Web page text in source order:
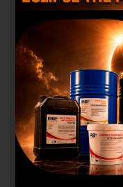
LLAVE
Wir
besseres
unseren
Ihnen